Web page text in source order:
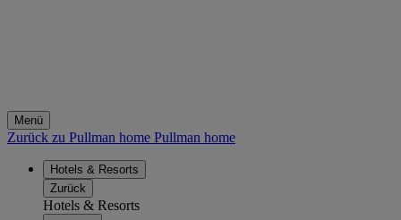
Menü
Zurück zu Pullman home Pullman home
Hotels & Resorts
Zurück
Hotels & Resorts